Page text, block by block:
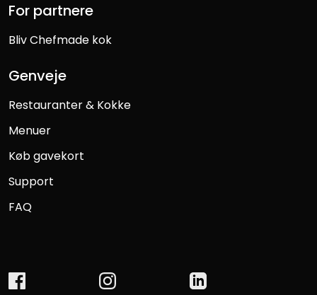
For partnere
Bliv Chefmade kok
Genveje
Restauranter & Kokke
Menuer
Køb gavekort
Support
FAQ